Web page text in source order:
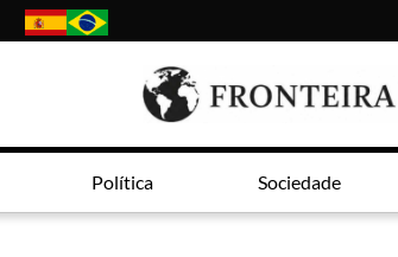
Política Sociedade